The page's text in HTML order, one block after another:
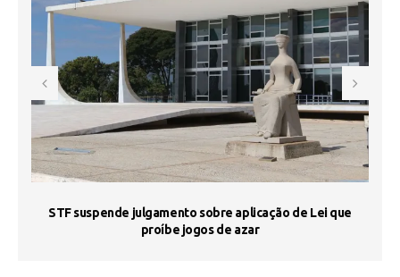
STF suspende julgamento sobre aplicação de Lei que
proíbe jogos de azar